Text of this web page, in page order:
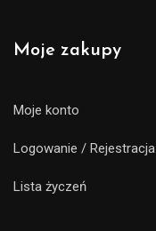
Moje zakupy
Moje konto
Logowanie / Rejestracja
Lista życzeń